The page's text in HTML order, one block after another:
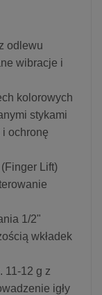
odlewu
wibracje i
kolorowych
stykami
i ochronę
Lift)
1/2"
wkładek
11-12 g z
igły